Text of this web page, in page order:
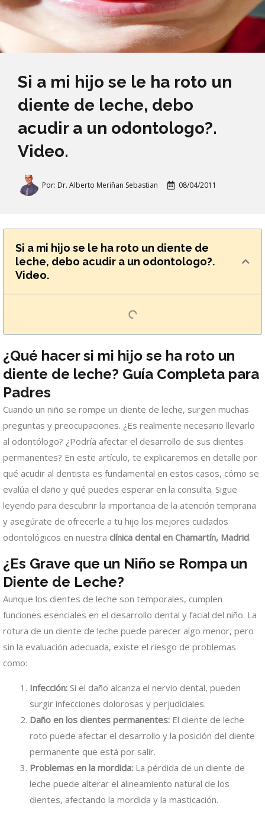
Si a mi hijo se le ha roto un
diente de leche, debo
acudir a un odontologo?.
Video.
Por: Dr. Alberto Meriñan Sebastian 08/04/2011
Si a mi hijo se le ha roto un diente de
leche, debo acudir a un odontologo?.
Video.
¿Qué hacer si mi hijo se ha roto un
diente de leche? Guía Completa para
Padres
Cuando un niño se rompe un diente de leche, surgen muchas
preguntas y preocupaciones. ¿Es realmente necesario llevarlo
al odontólogo? ¿Podría afectar el desarrollo de sus dientes
permanentes? En este artículo, te explicaremos en detalle por
qué acudir al dentista es fundamental en estos casos, cómo se
evalúa el daño y qué puedes esperar en la consulta. Sigue
leyendo para descubrir la importancia de la atención temprana
y asegúrate de ofrecerle a tu hijo los mejores cuidados
odontológicos en nuestra clínica dental en Chamartín, Madrid.
¿Es Grave que un Niño se Rompa un
Diente de Leche?
Aunque los dientes de leche son temporales, cumplen
funciones esenciales en el desarrollo dental y facial del niño. La
rotura de un diente de leche puede parecer algo menor, pero
sin la evaluación adecuada, existe el riesgo de problemas
como:
Infección: Si el daño alcanza el nervio dental, pueden
surgir infecciones dolorosas y perjudiciales.
Daño en los dientes permanentes: El diente de leche
roto puede afectar el desarrollo y la posición del diente
permanente que está por salir.
Problemas en la mordida: La pérdida de un diente de
leche puede alterar el alineamiento natural de los
dientes, afectando la mordida y la masticación.